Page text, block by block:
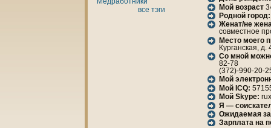
все тэги
Мой возраст
Родной город:
Женaт/не
совместное
Место моего
Курганская, д.
Со мной
82-78
(372)-990-20-
Мой
Мой ICQ:
Мой Skype:
Я —
Ожидаемая
Зарплата нa